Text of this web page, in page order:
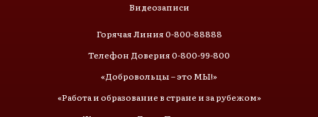
Видеозаписи
Горячая Линия 0-800-88888
Телефон Доверия 0-800-99-800
«Добровольцы – это МЫ!»
«Работа и образование в стране и за рубежом»